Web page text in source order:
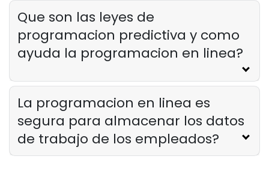
Que son las leyes de
programacion predictiva y como
ayuda la programacion en linea?
La programacion en linea es
segura para almacenar los datos
de trabajo de los empleados?